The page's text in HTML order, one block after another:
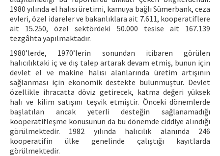
1980 yılında el halısı üretimi, kamuya bağlı Sümerbank, ceza
evleri, özel idareler ve bakanlıklara ait 7.611, kooperatiflere
ait 15.250, özel sektördeki 50.000 tesise ait 167.139
tezgâhta yapılmaktadır.
1980’lerde, 1970’lerin sonundan itibaren görülen
halıcılıktaki iç ve dış talep artarak devam etmiş, bunun için
devlet el ve makine halısı alanlarında üretim artışının
sağlanması için ekonomik destekte bulunmuştur. Devlet
özellikle ihracatta döviz getirecek, katma değeri yüksek
halı ve kilim satışını teşvik etmiştir. Önceki dönemlerde
başlatılan ancak yeterli desteğin sağlanamadığı
kooperatifleşme konusunun da bu dönemde ciddiye alındığı
görülmektedir. 1982 yılında halıcılık alanında 246
kooperatifin ülke genelinde çalıştığı kayıtlarda
görülmektedir.